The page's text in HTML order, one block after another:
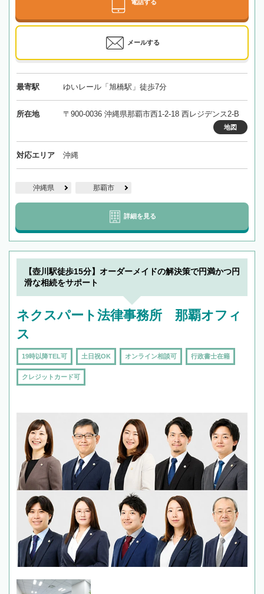
電話する
メールする
最寄駅 ゆいレール「旭橋駅」徒歩7分
所在地 〒900-0036 沖縄県那覇市西1-2-18 西レジデンス2-B
地図
対応エリア 沖縄
沖縄県 那覇市
詳細を見る
【壺川駅徒歩15分】オーダーメイドの解決策で円満かつ円
滑な相続をサポート
ネクスパート法律事務所 那覇オフィ
ス
19時以降TEL可 土日祝OK オンライン相談可 行政書士在籍
クレジットカード可